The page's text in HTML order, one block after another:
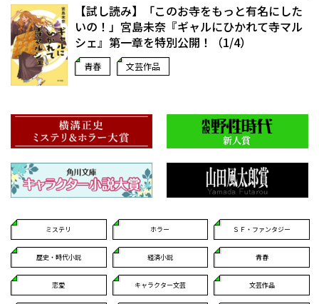
【試し読み】「このお寺をもっと有名にした
いの！」宮島未奈『ギャルにひかれて寺マル
シェ』第一章を特別公開！（1/4）
青春 文芸作品
ミステリ ホラー ＳＦ・ファンタジー
歴史・時代小説 経済小説 青春
恋愛 キャラクター文芸 文芸作品